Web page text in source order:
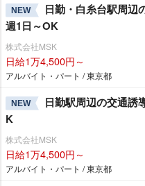
NEW
日勤・白糸台駅周辺
週1日～OK
株式会社MSK
日給1万4,500円～
アルバイト・パート / 東京都
NEW
日勤駅周辺の交通誘
K
株式会社MSK
日給1万4,500円～
アルバイト・パート / 東京都